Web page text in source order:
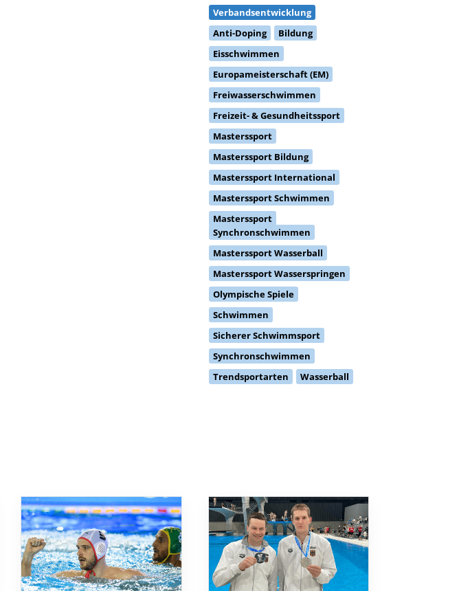
Anti-Doping
Bildung
Eisschwimmen
Europameisterschaft (EM)
Freiwasserschwimmen
Freizeit- & Gesundheitssport
Masterssport
Masterssport Bildung
Masterssport International
Masterssport Schwimmen
Masterssport
Synchronschwimmen
Masterssport Wasserball
Masterssport Wasserspringen
Olympische Spiele
Schwimmen
Sicherer Schwimmsport
Synchronschwimmen
Trendsportarten
Wasserball